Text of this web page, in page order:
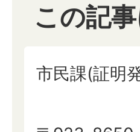
この記
市民課(証明